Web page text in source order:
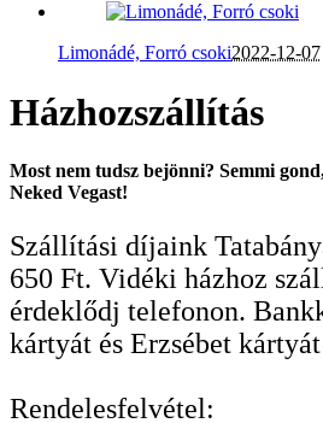
Limonádé, Forró csoki2022-12-07
Házhozszállítás
Most nem tudsz bejönni? Semmi
Neked Vegast!
Szállítási díjaink
650 Ft. Vidéki házhoz
érdeklődj telefonon.
kártyát és Erzsébet
Rendelesfelvétel: